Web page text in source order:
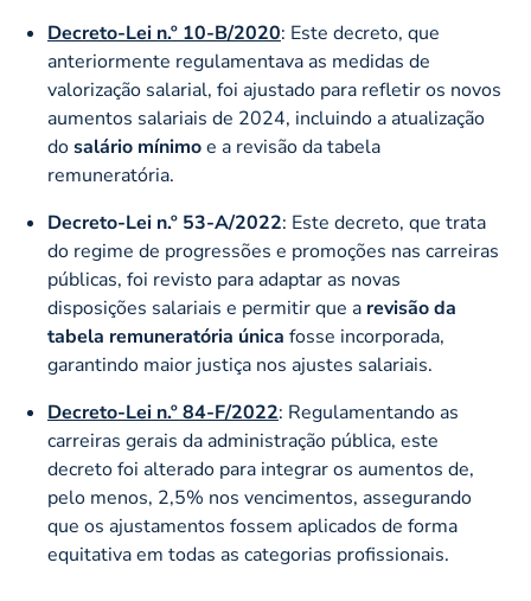
Decreto-Lei n.º 10-B/2020: Este decreto, que
anteriormente regulamentava as medidas de
valorização salarial, foi ajustado para refletir os novos
aumentos salariais de 2024, incluindo a atualização
dosalário mínimoe a revisão da tabela
remuneratória.
Decreto-Lei n.º 53-A/2022: Este decreto, que trata
do regime de progressões e promoções nas carreiras
públicas, foi revisto para adaptar as novas
disposições salariais e permitir que a revisão da
tabela remuneratória única fosse incorporada,
garantindo maior justiça nos ajustes salariais.
Decreto-Lei n.º 84-F/2022: Regulamentando as
carreiras gerais da administração pública, este
decreto foi alterado para integrar os aumentos de,
pelo menos, 2,5% nos vencimentos, assegurando
que os ajustamentos fossem aplicados de forma
equitativa em todas as categorias profissionais.